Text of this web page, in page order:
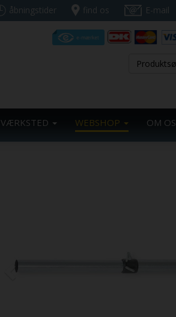
åbningstider find os E-mail
VÆRKSTED WEBSHOP OM OS